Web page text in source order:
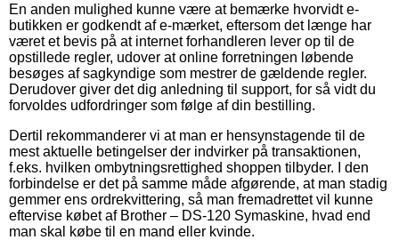
En anden mulighed kunne være at bemærke hvorvidt e-
butikken er godkendt af e-mærket, eftersom det længe har
været et bevis på at internet forhandleren lever op til de
opstillede regler, udover at online forretningen løbende
besøges af sagkyndige som mestrer de gældende regler.
Derudover giver det dig anledning til support, for så vidt du
forvoldes udfordringer som følge af din bestilling.
Dertil rekommanderer vi at man er hensynstagende til de
mest aktuelle betingelser der indvirker på transaktionen,
f.eks. hvilken ombytningsrettighed shoppen tilbyder. I den
forbindelse er det på samme måde afgørende, at man stadig
gemmer ens ordrekvittering, så man fremadrettet vil kunne
eftervise købet af Brother – DS-120 Symaskine, hvad end
man skal købe til en mand eller kvinde.